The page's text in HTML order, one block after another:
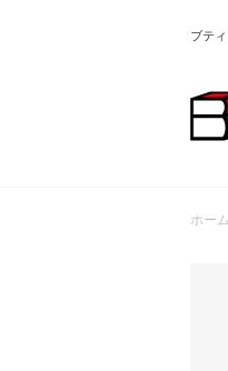
ブテ
ホーム